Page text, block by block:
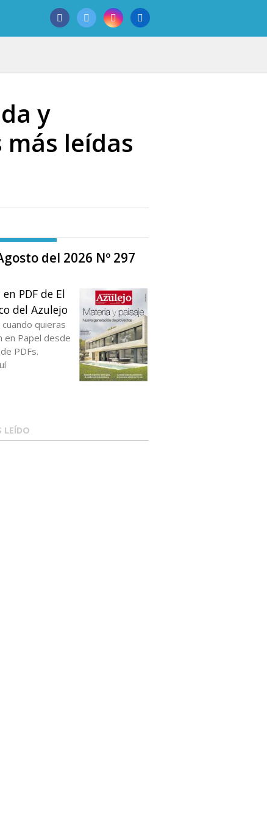
y
leídas
del 2026 Nº 297
PDF de El
del Azulejo
cuando quieras
en Papel desde
PDFs.
LEÍDO